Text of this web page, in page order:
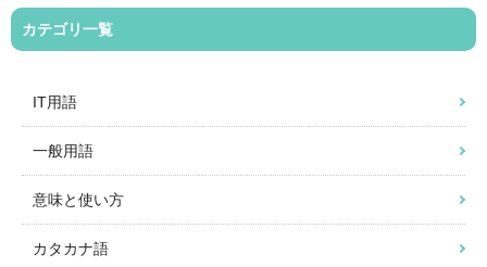
カテゴリ一覧
IT用語
一般用語
意味と使い方
カタカナ語